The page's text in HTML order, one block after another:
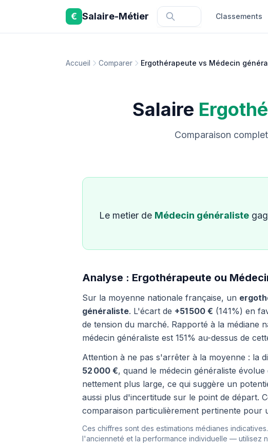
Aller au contenu principal
€ Salaire-Métier Classements
Accueil Comparer Ergothérapeute vs Médecin
Salaire
Comparaison
Le metier de Médecin généraliste
Analyse : Ergothérapeute ou
Sur la moyenne nationale française, un
généraliste. L'écart de +51 500 € (141%) en
de tension du marché. Rapporté à la médiane
médecin généraliste est 151% au-dessus de
Attention à ne pas s'arrêter à la moyenne : la
52 000 €, quand le médecin généraliste évolue
nettement plus large, ce qui suggère un
aussi plus d'incertitude sur le point de départ.
comparaison particulièrement pertinente pour
Ces chiffres sont des estimations médianes
l'ancienneté et la performance individuelle — utilisez